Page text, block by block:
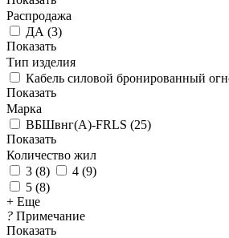
Распродажа
ДА (3)
Показать
Тип изделия
Кабель силовой бронированный
Показать
Марка
ВБШвнг(A)-FRLS (25)
Показать
Количество жил
3 (8) 4 (9)
5 (8)
+ Еще
? Примечание
Показать